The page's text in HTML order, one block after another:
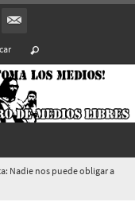
Nadie nos puede obligar a